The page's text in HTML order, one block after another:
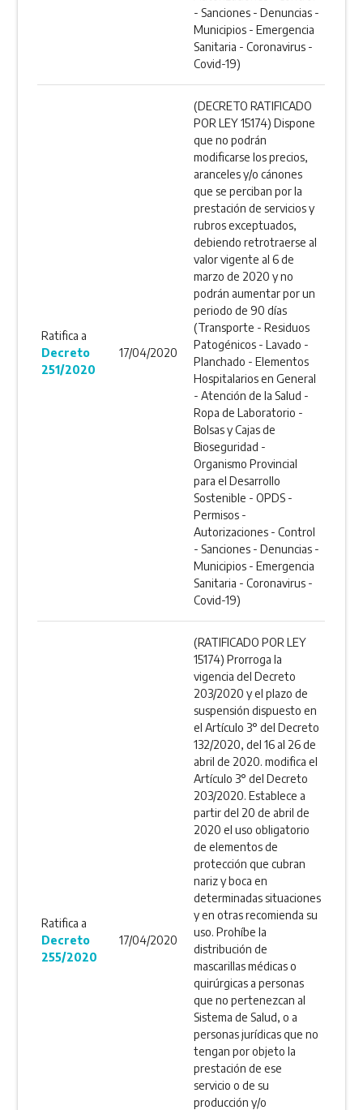
- Sanciones - Denuncias -
Municipios - Emergencia
Sanitaria - Coronavirus -
Covid-19)
Ratifica a
Decreto
251/2020
17/04/2020
(DECRETO RATIFICADO
POR LEY 15174) Dispone
que no podrán
modificarse los precios,
aranceles y/o cánones
que se perciban por la
prestación de servicios y
rubros exceptuados,
debiendo retrotraerse al
valor vigente al 6 de
marzo de 2020 y no
podrán aumentar por un
periodo de 90 días
(Transporte - Residuos
Patogénicos - Lavado -
Planchado - Elementos
Hospitalarios en General
- Atención de la Salud -
Ropa de Laboratorio -
Bolsas y Cajas de
Bioseguridad -
Organismo Provincial
para el Desarrollo
Sostenible - OPDS -
Permisos -
Autorizaciones - Control
- Sanciones - Denuncias -
Municipios - Emergencia
Sanitaria - Coronavirus -
Covid-19)
Ratifica a
Decreto
255/2020
17/04/2020
(RATIFICADO POR LEY
15174) Prorroga la
vigencia del Decreto
203/2020 y el plazo de
suspensión dispuesto en
el Artículo 3° del Decreto
132/2020, del 16 al 26 de
abril de 2020. modifica el
Artículo 3° del Decreto
203/2020. Establece a
partir del 20 de abril de
2020 el uso obligatorio
de elementos de
protección que cubran
nariz y boca en
determinadas situaciones
y en otras recomienda su
uso. Prohíbe la
distribución de
mascarillas médicas o
quirúrgicas a personas
que no pertenezcan al
Sistema de Salud, o a
personas jurídicas que no
tengan por objeto la
prestación de ese
servicio o de su
producción y/o